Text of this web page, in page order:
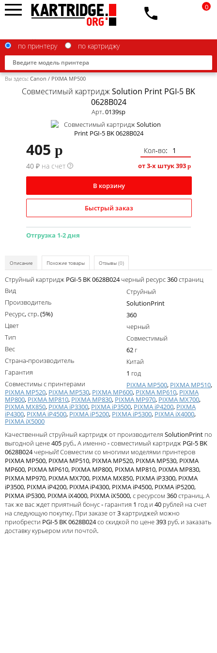
Epson
Konica Minolta
Kyocera
Lexmark
Panasonic
Sharp
Toshiba
Xerox
Для франкировальной машины
Ленточные картриджи
Тонер и девелопер
по принтеру по картриджу
0
Вы здесь: Canon / PIXMA MP500
Совместимый картридж Solution Print PGI-5 BK
0628B024
Арт. 0139sp
405 p
Кол-во:
40 ₽ на счет ? от 3-х штук393 p
В корзину
Быстрый заказ
Отгрузка 1-2 дня
Описание Похожие товары Отзывы (0)
Струйный картридж PGI-5 BK 0628B024 черный ресурс 360 страниц
Вид
Струйный
Производитель
SolutionPrint
Ресурс, стр. (5%)
360
Цвет
черный
Тип
Совместимый
Вес
62 г
Страна-производитель
Китай
Гарантия
1 год
Совместимы с принтерами
PIXMA MP500, PIXMA MP510,
PIXMA MP520, PIXMA MP530, PIXMA MP600, PIXMA MP610, PIXMA
MP800, PIXMA MP810, PIXMA MP830, PIXMA MP970, PIXMA MX700,
PIXMA MX850, PIXMA iP3300, PIXMA iP3500, PIXMA iP4200, PIXMA
iP4300, PIXMA iP4500, PIXMA iP5200, PIXMA iP5300, PIXMA iX4000,
PIXMA iX5000
Качественный струйный картридж от производителя SolutionPrint по
выгодной цене 405 руб.. А именно - совместимый картридж PGI-5 BK
0628B024 черный! Совместим со многими моделями принтеров
PIXMA MP500, PIXMA MP510, PIXMA MP520, PIXMA MP530, PIXMA
MP600, PIXMA MP610, PIXMA MP800, PIXMA MP810, PIXMA MP830,
PIXMA MP970, PIXMA MX700, PIXMA MX850, PIXMA iP3300, PIXMA
iP3500, PIXMA iP4200, PIXMA iP4300, PIXMA iP4500, PIXMA iP5200,
PIXMA iP5300, PIXMA iX4000, PIXMA iX5000, с ресурсом 360 страниц. А
так же вас ждет приятный бонус - гарантия 1 год и 40 рублей на счет
на следующую покупку. При заказе от 3 картриджей можно
приобрести PGI-5 BK 0628B024 со скидкой по цене 393 руб. и заказать
доставку курьером или почтой.